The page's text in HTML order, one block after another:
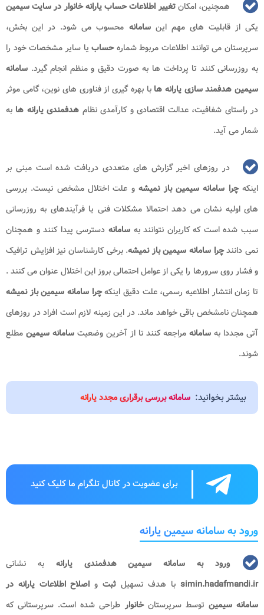
همچنین، امکانتغییر اطلاعات حساب یارانه خانوار در سایت سیمین
یکی از قابلیت های مهم اینسامانه محسوب می شود. در این بخش،
سرپرستان می توانند اطلاعات مربوط شمارهحساب یا سایر مشخصات خود را
به روزرسانی کنند تا پرداخت ها به صورت دقیق و منظم انجام گیرد. سامانه
سیمین هدفمند سازی یارانه ها با بهره گیری از فناوری های نوین، گامی موثر
در راستای شفافیت، عدالت اقتصادی و کارآمدی نظام هدفمندی یارانه ها به
شمار می آید.
در روزهای اخیر گزارش های متعددی دریافت شده است مبنی بر
اینکهچرا سامانه سیمین باز نمیشهو علت اختلال مشخص نیست. بررسی
های اولیه نشان می دهد احتمالا مشکلات فنی یا فرآیندهای به روزرسانی
سبب شده است که کاربران نتوانند به سامانه دسترسی پیدا کنند و همچنان
نمی دانندچرا سامانه سیمین باز نمیشه. برخی کارشناسان نیز افزایش ترافیک
و فشار روی سرورها را یکی از عوامل احتمالی بروز این اختلال عنوان می کنند .
تا زمان انتشار اطلاعیه رسمی، علت دقیق اینکهچرا سامانه سیمین باز نمیشه
همچنان نامشخص باقی خواهد ماند. در این زمینه لازم است افراد در روزهای
آتی مجددا به سامانه مراجعه کنند تا از آخرین وضعیتسامانه سیمین مطلع
شوند.
بیشتر بخوانید: سامانه بررسی برقراری مجدد یارانه
برای عضویت در کانال تلگرام ما کلیک کنید
ورود به سامانه سیمین یارانه
ورود به سامانه سیمین هدفمندی یارانه به نشانی
simin.hadafmandi.irبا هدف تسهیلثبت و اصلاح اطلاعات یارانه در
سامانه سیمین توسط سرپرستانخانوار طراحی شده است. سرپرستانی که